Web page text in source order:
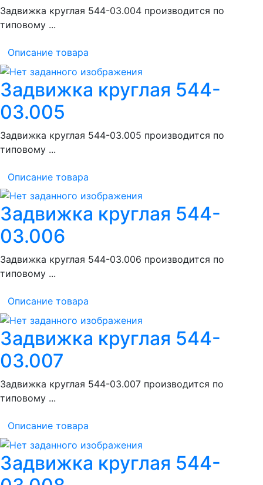
Задвижка круглая 544-03.004 производится по
типовому ...
Описание товара
Задвижка круглая 544-
03.005
Задвижка круглая 544-03.005 производится по
типовому ...
Описание товара
Задвижка круглая 544-
03.006
Задвижка круглая 544-03.006 производится по
типовому ...
Описание товара
Задвижка круглая 544-
03.007
Задвижка круглая 544-03.007 производится по
типовому ...
Описание товара
Задвижка круглая 544-